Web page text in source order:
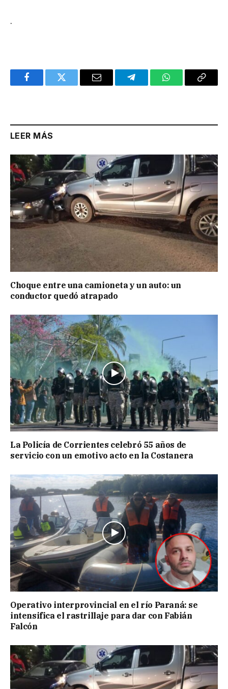
.
FacebookTwitter Email TelegramWhatsAppCopy
LEER MÁS
Choque entre una camioneta y un auto: un
conductor quedó atrapado
La Policía de Corrientes celebró 55 años de
servicio con un emotivo acto en la Costanera
Operativo interprovincial en el río Paraná: se
intensifica el rastrillaje para dar con Fabián
Falcón